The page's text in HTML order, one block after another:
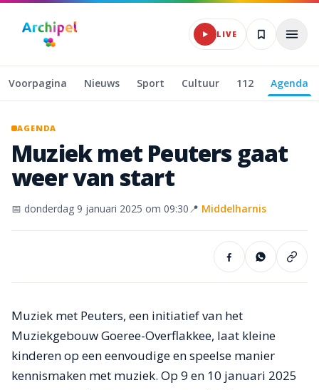
Naar hoofdinhoud
LIVE
Voorpagina Nieuws Sport Cultuur 112 Agenda
AGENDA
Muziek met Peuters gaat
weervan start
📅 donderdag 9 januari 2025 om 09:30📍 Middelharnis
Muziek met Peuters, een initiatief van het
Muziekgebouw Goeree-Overflakkee, laat kleine
kinderen op een eenvoudige en speelse manier
kennismaken met muziek. Op 9 en 10 januari 2025